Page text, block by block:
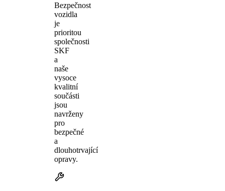
Bezpečnost
vozidla
je
prioritou
společnosti
SKF
a
naše
vysoce
kvalitní
součásti
jsou
navrženy
pro
bezpečné
a
dlouhotrvající
opravy.